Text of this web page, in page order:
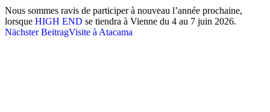
Nous sommes ravis de participer à nouveau l’année prochaine,
lorsque HIGH END se tiendra à Vienne du 4 au 7 juin 2026.
Nächster BeitragVisite à Atacama